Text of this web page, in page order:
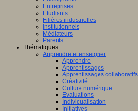
Entreprises
Etudiants
Filières industrielles
Institutionnels
Médiateurs
Parents
Thématiques
Apprendre et enseigner
Apprendre
Apprentissages
Apprentissages collaboratifs
Créativité
Culture numérique
Evaluations
Individualisation
Initiatives